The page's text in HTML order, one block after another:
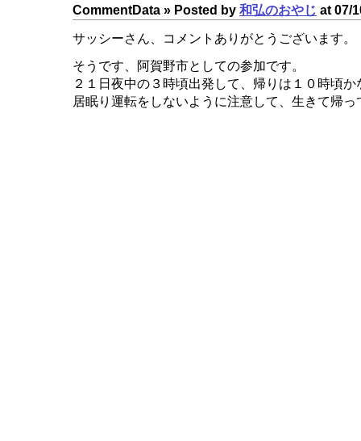
CommentData » Posted by 和弘のおやじ at 07/
サッシーさん、コメントありがとうございます。
そうです、阿賀野市としての参加です。
２１日夜中の３時頃出発して、帰りは１０時頃か
居眠り運転をしないように注意して、生きて帰っ